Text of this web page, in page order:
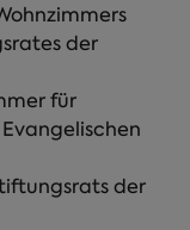
der
für
der